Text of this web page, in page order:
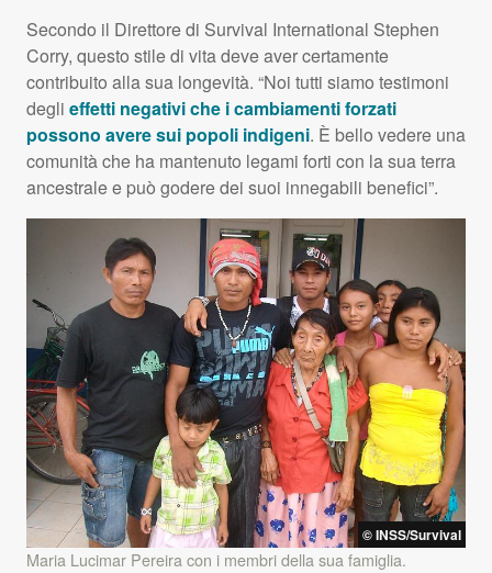
Secondo il Direttore di Survival International Stephen
Corry, questo stile di vita deve aver certamente
contribuito alla sua longevità. “Noi tutti siamo testimoni
degli effetti negativi che i cambiamenti forzati
possono avere sui popoli indigeni. È bello vedere una
comunità che ha mantenuto legami forti con la sua terra
ancestrale e può godere dei suoi innegabili benefici”.
© INSS/Survival
Maria Lucimar Pereira con i membri della sua famiglia.